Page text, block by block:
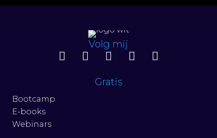
Volg mij
Gratis
Bootcamp
E-books
Webinars